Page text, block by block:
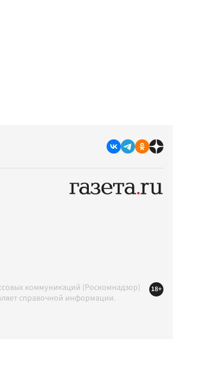
коммуникаций (Роскомнадзор)
справочной информации.
18+